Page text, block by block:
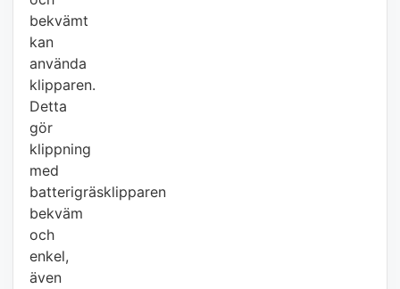
bekvämt
kan
använda
klipparen.
Detta
gör
klippning
med
batterigräsklipparen
bekväm
och
enkel,
även